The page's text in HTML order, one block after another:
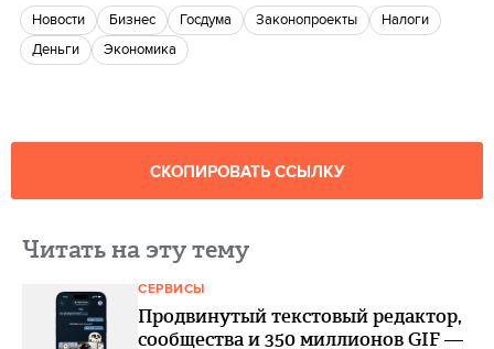
новости бизнес госдума законопроекты
Налоги
деньги
экономика
СКОПИРОВАТЬ ССЫЛКУ
Читать на эту тему
СЕРВИСЫ
Продвинутый текстовый редактор,
сообщества и 350 миллионов GIF —